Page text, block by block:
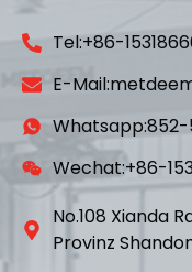
Tel:+86-
E-
Wechat:+86-
No.108 Xianda
Provinz